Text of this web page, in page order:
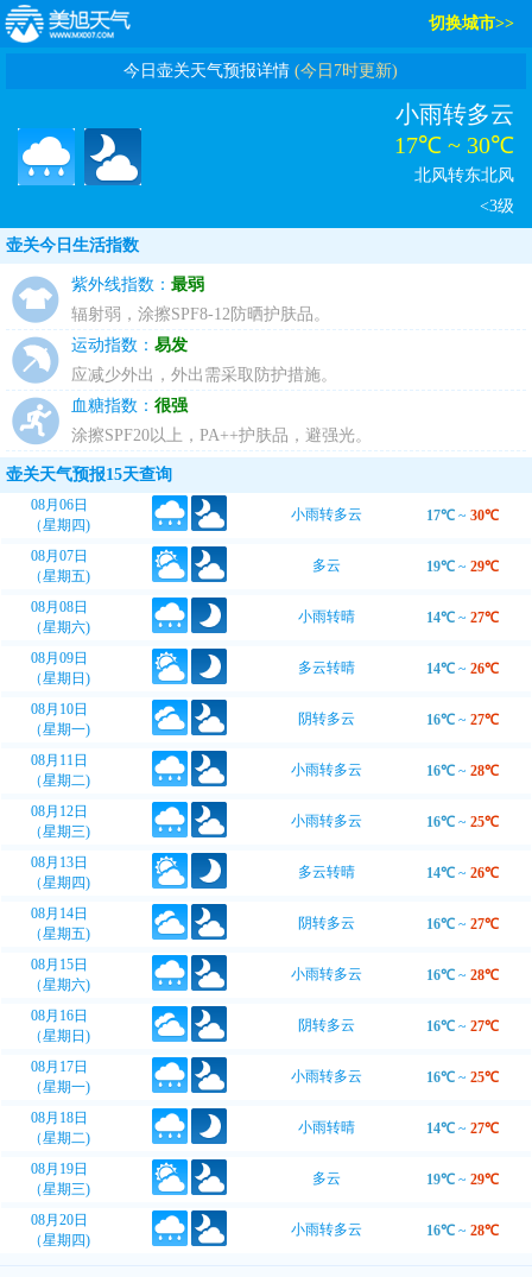
切换城市>>
今日壶关天气预报详情(今日7时更新)
小雨转多云
17℃ ~ 30℃
北风转东北风
<3级
壶关今日生活指数
紫外线指数： 最弱
辐射弱，涂擦SPF8-12防晒护肤品。
运动指数： 易发
应减少外出，外出需采取防护措施。
血糖指数： 很强
涂擦SPF20以上，PA++护肤品，避强光。
壶关天气预报15天查询
08月06日
（星期四)
小雨转多云 17℃ ~ 30℃
08月07日
（星期五)
多云 19℃ ~ 29℃
08月08日
（星期六)
小雨转晴 14℃ ~ 27℃
08月09日
（星期日)
多云转晴 14℃ ~ 26℃
08月10日
（星期一)
阴转多云 16℃ ~ 27℃
08月11日
（星期二)
小雨转多云 16℃ ~ 28℃
08月12日
（星期三)
小雨转多云 16℃ ~ 25℃
08月13日
（星期四)
多云转晴 14℃ ~ 26℃
08月14日
（星期五)
阴转多云 16℃ ~ 27℃
08月15日
（星期六)
小雨转多云 16℃ ~ 28℃
08月16日
（星期日)
阴转多云 16℃ ~ 27℃
08月17日
（星期一)
小雨转多云 16℃ ~ 25℃
08月18日
（星期二)
小雨转晴 14℃ ~ 27℃
08月19日
（星期三)
多云 19℃ ~ 29℃
08月20日
（星期四)
小雨转多云 16℃ ~ 28℃